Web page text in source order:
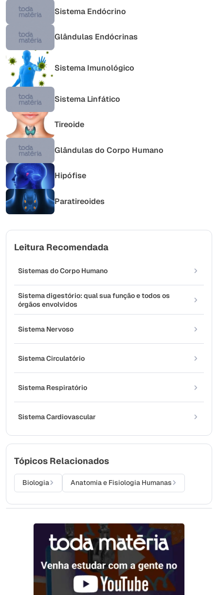
Sistema Endócrino
Glândulas Endócrinas
Sistema Imunológico
Sistema Linfático
Tireoide
Glândulas do Corpo Humano
Hipófise
Paratireoides
Leitura Recomendada
Sistemas do Corpo Humano
Sistema digestório: qual sua função e todos os
órgãos envolvidos
Sistema Nervoso
Sistema Circulatório
Sistema Respiratório
Sistema Cardiovascular
Tópicos Relacionados
Biologia Anatomia e Fisiologia Humanas